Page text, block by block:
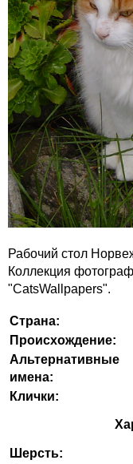
Рабочий стол
Коллекция
"CatsWallpapers".
Страна:
Происхождение:
Альтернативные
имена:
Клички:
Шерсть: